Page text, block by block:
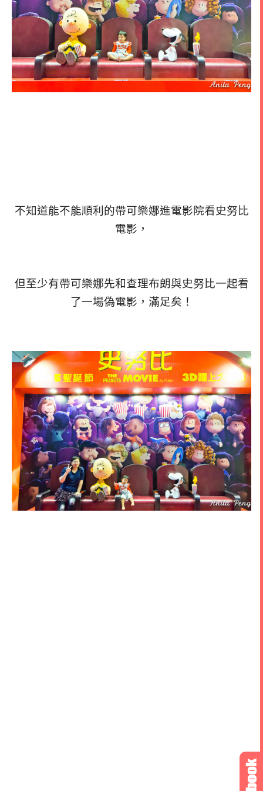
不知道能不能順利的帶可樂娜進電影院看史努比
電影，
但至少有帶可樂娜先和查理布朗與史努比一起看
了一場偽電影，滿足矣！